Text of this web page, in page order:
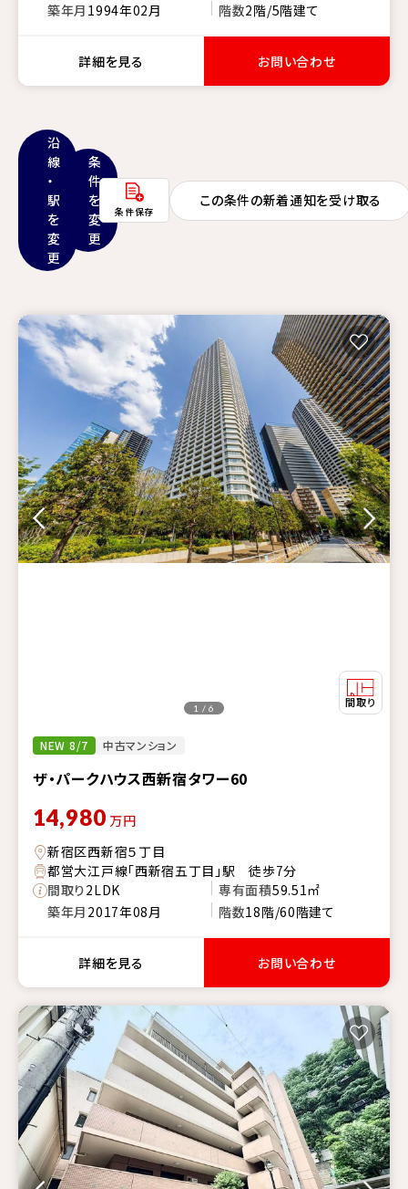
築年月 1994年02月 階数2階/5階建て
詳細を見る お問い合わせ
沿
線
・
駅
を
変
更
条
件
を
変
更
条件保存
この条件の新着通知を受け取る
NEW 8/7 中古マンション
ザ・パークハウス西新宿タワー60
1 / 6
14,980 万円
新宿区西新宿５丁目
都営大江戸線「西新宿五丁目」駅 徒歩7分
間取り2LDK 専有面積59.51㎡
築年月 2017年08月 階数18階/60階建て
詳細を見る お問い合わせ